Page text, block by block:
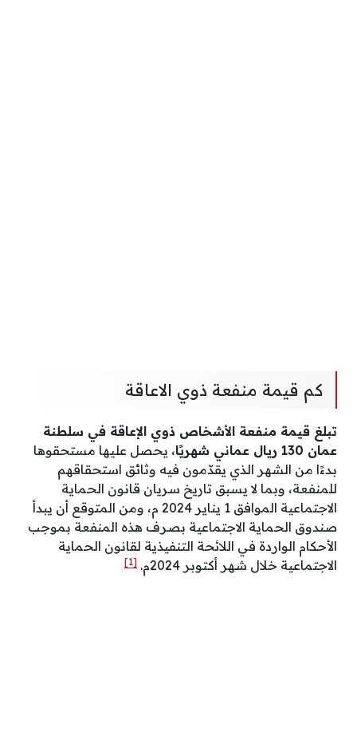
كم قيمة منفعة ذوي الاعاقة
تبلغ قيمة منفعة الأشخاص ذوي الإعاقة في سلطنة
عمان 130 ريال عماني شهريًا
، يحصل عليها مستحقوها
بدءًا من الشهر الذي يقدّمون فيه وثائق استحقاقهم
للمنفعة، وبما لا يسبق تاريخ سريان قانون الحماية
الاجتماعية الموافق 1 يناير 2024 م، ومن المتوقع أن يبدأ
صندوق الحماية الاجتماعية بصرف هذه المنفعة بموجب
الأحكام الواردة في اللائحة التنفيذية لقانون الحماية
الاجتماعية خلال شهر أكتوبر 2024م.
[1]